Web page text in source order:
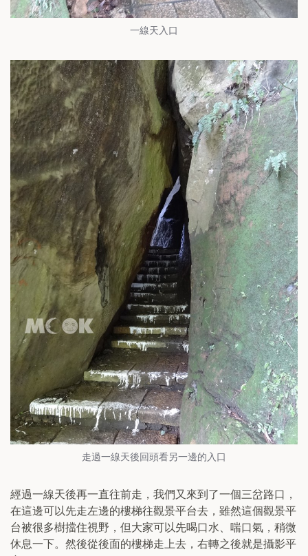
一線天入口
走過一線天後回頭看另一邊的入口
經過一線天後再一直往前走，我們又來到了一個三岔路口，
在這邊可以先走左邊的樓梯往觀景平台去，雖然這個觀景平
台被很多樹擋住視野，但大家可以先喝口水、喘口氣，稍微
休息一下。然後從後面的樓梯走上去，右轉之後就是攝影平